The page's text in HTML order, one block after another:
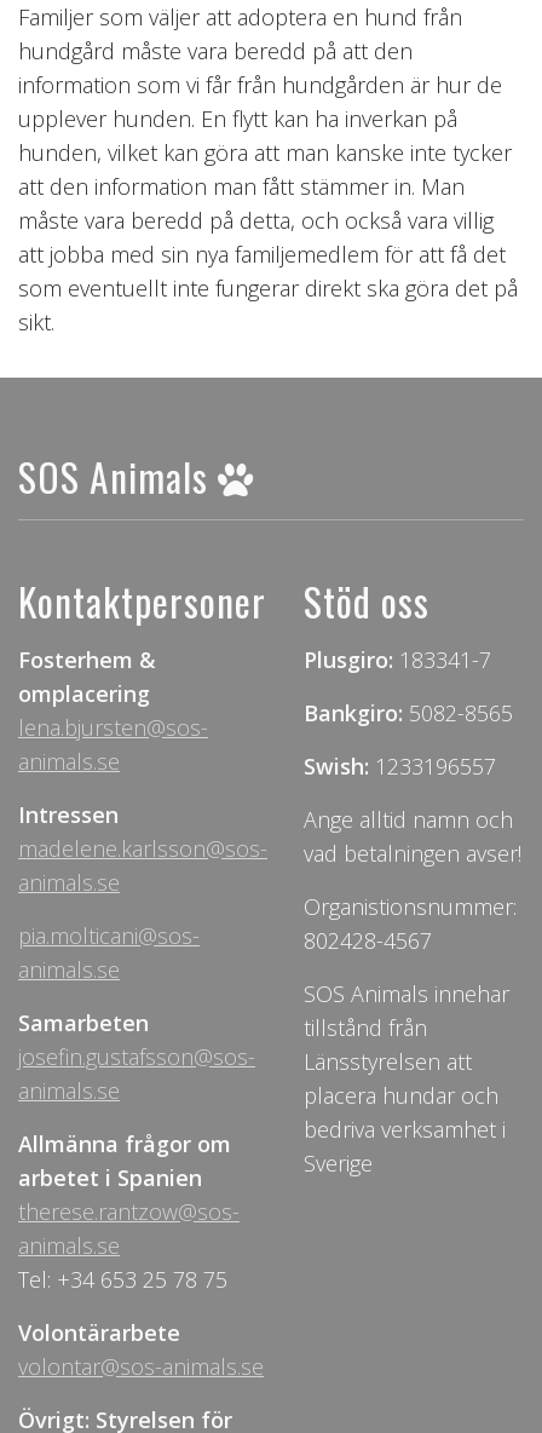
Familjer som väljer att adoptera en hund från
hundgård måste vara beredd på att den
information som vi får från hundgården är hur de
upplever hunden. En flytt kan ha inverkan på
hunden, vilket kan göra att man kanske inte tycker
att den information man fått stämmer in. Man
måste vara beredd på detta, och också vara villig
att jobba med sin nya familjemedlem för att få det
som eventuellt inte fungerar direkt ska göra det på
sikt.
SOS Animals
Kontaktpersoner
Fosterhem &
omplacering
lena.bjursten@sos-
animals.se
Intressen
madelene.karlsson@sos-
animals.se
pia.molticani@sos-
animals.se
Samarbeten
josefin.gustafsson@sos-
animals.se
Allmänna frågor om
arbetet i Spanien
therese.rantzow@sos-
animals.se
Tel: +34 653 25 78 75
Volontärarbete
volontar@sos-animals.se
Övrigt: Styrelsen för
Stöd oss
Plusgiro: 183341-7
Bankgiro: 5082-8565
Swish: 1233196557
Ange alltid namn och
vad betalningen avser!
Organistionsnummer:
802428-4567
SOS Animals innehar
tillstånd från
Länsstyrelsen att
placera hundar och
bedriva verksamhet i
Sverige